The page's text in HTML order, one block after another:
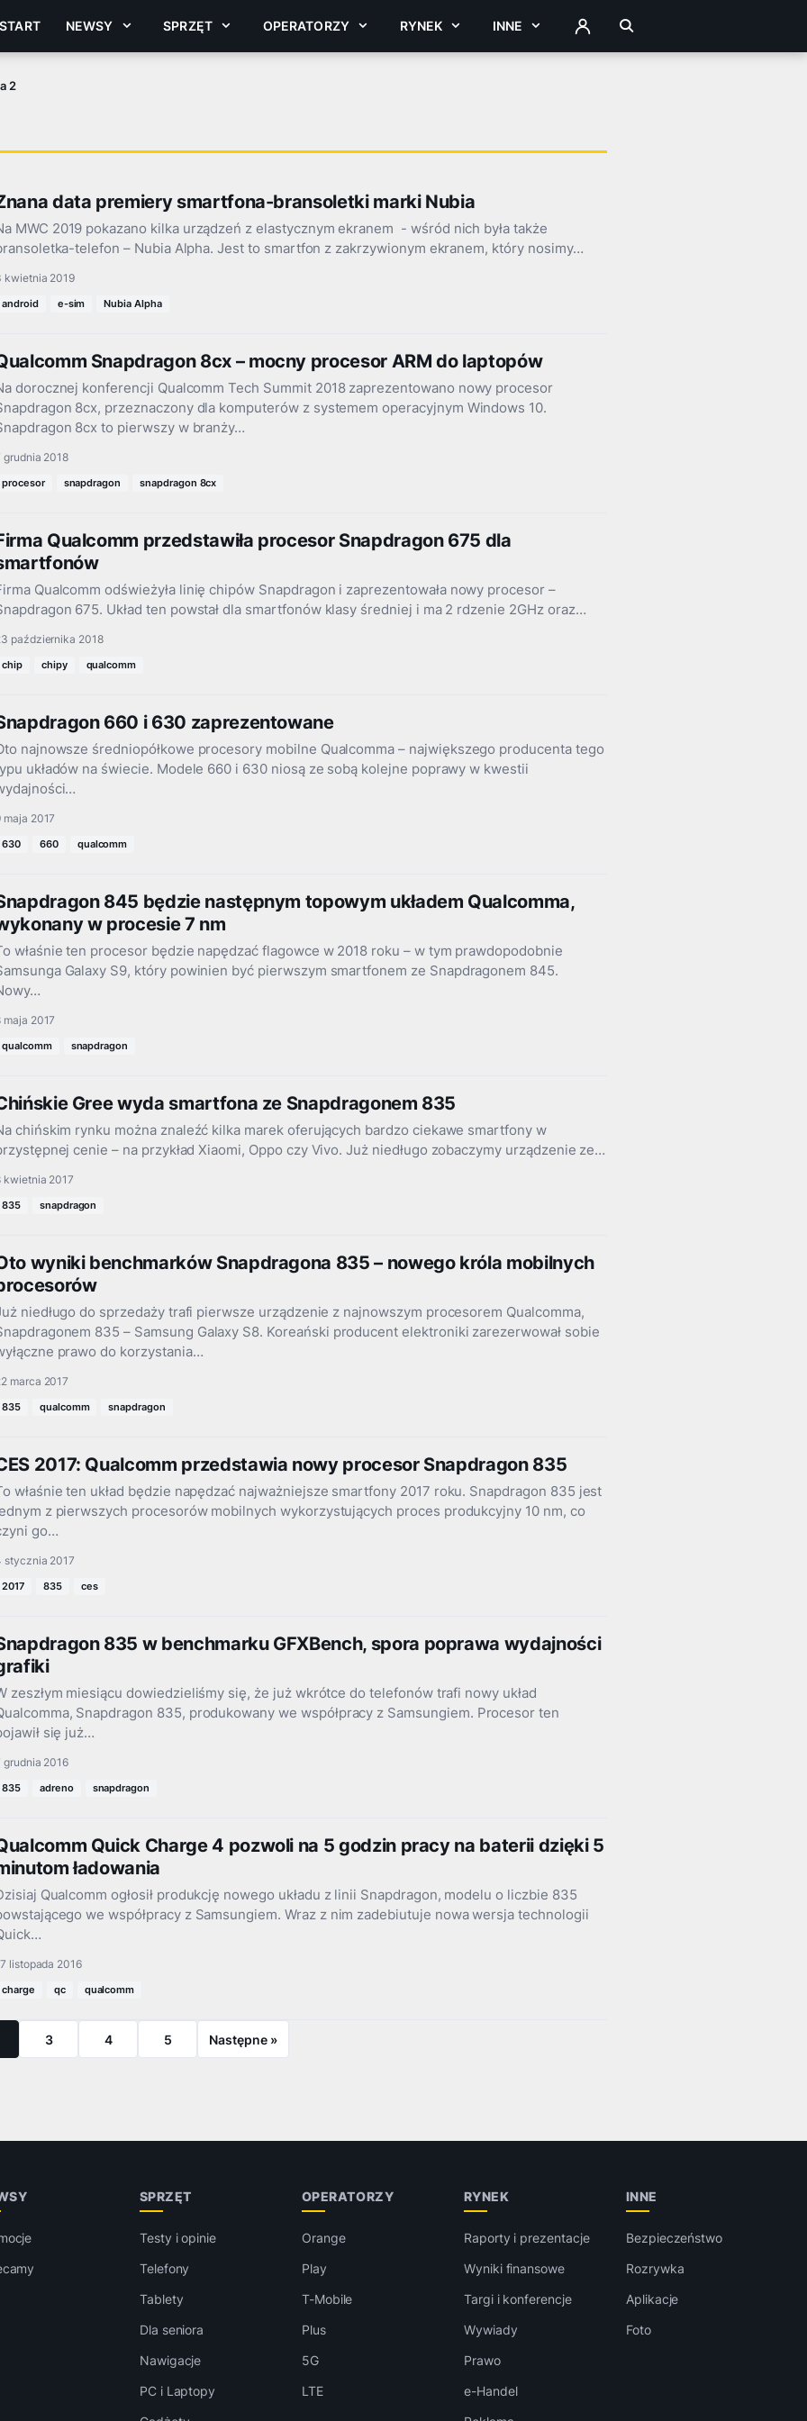
START NEWSY SPRZĘT OPERATORZY RYNEK INNE ZALOGUJ
2
data premiery smartfona-bransoletki marki Nubia
MWC 2019 pokazano kilka urządzeń z elastycznym ekranem - wśród nich była także
telefon – Nubia Alpha. Jest to smartfon z zakrzywionym ekranem, który nosimy…
kwietnia 2019
android e-sim Nubia Alpha
Snapdragon 8cx – mocny procesor ARM do laptopów
dorocznej konferencji Qualcomm Tech Summit 2018 zaprezentowano nowy procesor
8cx, przeznaczony dla komputerów z systemem operacyjnym Windows 10.
8cx to pierwszy w branży…
grudnia 2018
procesor snapdragon snapdragon 8cx
Qualcomm przedstawiła procesor Snapdragon 675 dla
Qualcomm odświeżyła linię chipów Snapdragon i zaprezentowała nowy procesor –
675. Układ ten powstał dla smartfonów klasy średniej i ma 2 rdzenie 2GHz oraz…
października 2018
chip chipy qualcomm
660 i 630 zaprezentowane
najnowsze średniopółkowe procesory mobilne Qualcomma – największego producenta tego
układów na świecie. Modele 660 i 630 niosą ze sobą kolejne poprawy w kwestii
maja 2017
630 660 qualcomm
845 będzie następnym topowym układem Qualcomma,
w procesie 7 nm
właśnie ten procesor będzie napędzać flagowce w 2018 roku – w tym prawdopodobnie
Galaxy S9, który powinien być pierwszym smartfonem ze Snapdragonem 845.
maja 2017
qualcomm snapdragon
Gree wyda smartfona ze Snapdragonem 835
chińskim rynku można znaleźć kilka marek oferujących bardzo ciekawe smartfony w
cenie – na przykład Xiaomi, Oppo czy Vivo. Już niedługo zobaczymy urządzenie ze…
kwietnia 2017
835 snapdragon
wyniki benchmarków Snapdragona 835 – nowego króla mobilnych
niedługo do sprzedaży trafi pierwsze urządzenie z najnowszym procesorem Qualcomma,
835 – Samsung Galaxy S8. Koreański producent elektroniki zarezerwował sobie
prawo do korzystania…
marca 2017
835 qualcomm snapdragon
2017: Qualcomm przedstawia nowy procesor Snapdragon 835
właśnie ten układ będzie napędzać najważniejsze smartfony 2017 roku. Snapdragon 835 jest
z pierwszych procesorów mobilnych wykorzystujących proces produkcyjny 10 nm, co
go…
stycznia 2017
2017 835 ces
835 w benchmarku GFXBench, spora poprawa wydajności
zeszłym miesiącu dowiedzieliśmy się, że już wkrótce do telefonów trafi nowy układ
Snapdragon 835, produkowany we współpracy z Samsungiem. Procesor ten
się już…
grudnia 2016
835 adreno snapdragon
Quick Charge 4 pozwoli na 5 godzin pracy na baterii dzięki 5
ładowania
Qualcomm ogłosił produkcję nowego układu z linii Snapdragon, modelu o liczbie 835
we współpracy z Samsungiem. Wraz z nim zadebiutuje nowa wersja technologii
listopada 2016
charge qc qualcomm
3 4 5 Następne »
SPRZĘT
Testy i opinie
Telefony
Tablety
Dla seniora
Nawigacje
PC i Laptopy
OPERATORZY
Orange
Play
T-Mobile
Plus
5G
LTE
RYNEK
Raporty i prezentacje
Wyniki finansowe
Targi i konferencje
Wywiady
Prawo
e-Handel
INNE
Bezpieczeństwo
Rozrywka
Aplikacje
Foto